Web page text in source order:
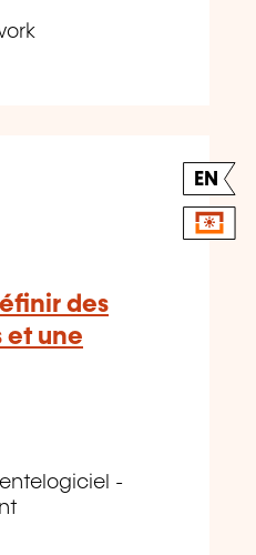
EN
des
et une
-